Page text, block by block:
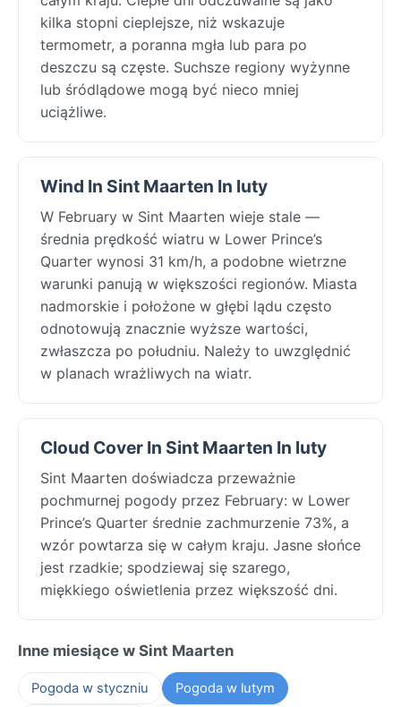
kilka stopni cieplejsze, niż wskazuje
termometr, a poranna mgła lub para po
deszczu są częste. Suchsze regiony wyżynne
lub śródlądowe mogą być nieco mniej
uciążliwe.
Wind In Sint Maarten In luty
W February w Sint Maarten wieje stale —
średnia prędkość wiatru w Lower Prince’s
Quarter wynosi 31 km/h, a podobne wietrzne
warunki panują w większości regionów. Miasta
nadmorskie i położone w głębi lądu często
odnotowują znacznie wyższe wartości,
zwłaszcza po południu. Należy to uwzględnić
w planach wrażliwych na wiatr.
Cloud Cover In Sint Maarten In luty
Sint Maarten doświadcza przeważnie
pochmurnej pogody przez February: w Lower
Prince’s Quarter średnie zachmurzenie 73%, a
wzór powtarza się w całym kraju. Jasne słońce
jest rzadkie; spodziewaj się szarego,
miękkiego oświetlenia przez większość dni.
Inne miesiące w Sint Maarten
Pogoda w styczniu Pogoda w lutym